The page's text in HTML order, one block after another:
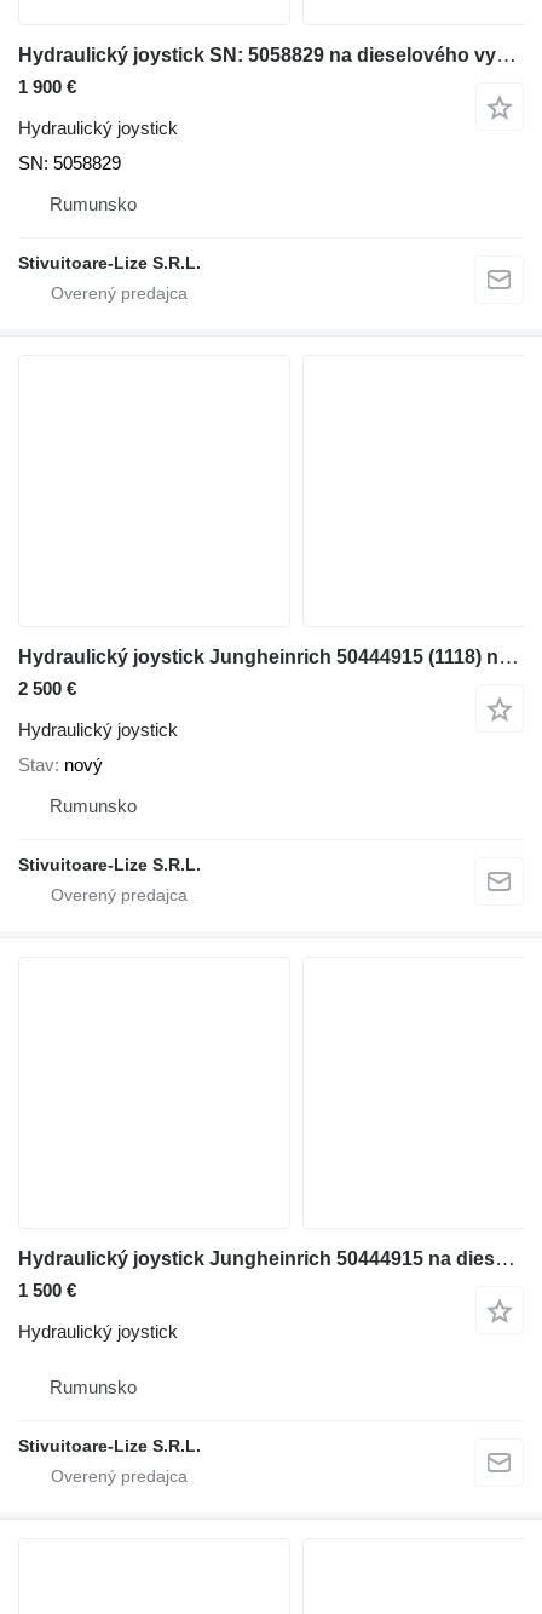
Hydraulický joystick SN: 5058829 na dieselového vysokozdvižného vozíka Jungheinrich
1 900 €
Hydraulický joystick
SN: 5058829
Rumunsko
Stivuitoare-Lize S.R.L.
Hydraulický joystick Jungheinrich 50444915 (1118) na vysokozdvižného vozíka
2 500 €
Hydraulický joystick
Stav nový
Rumunsko
Stivuitoare-Lize S.R.L.
Hydraulický joystick Jungheinrich 50444915 na dieselového vysokozdvižného vozíka Jungheinrich ETV
1 500 €
Hydraulický joystick
Rumunsko
Stivuitoare-Lize S.R.L.